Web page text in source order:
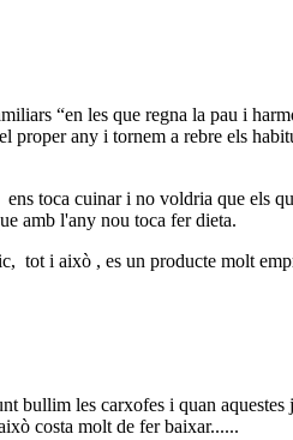
“en les que regna la pau i
proper any i tornem a rebre els
toca cuinar i no voldria que els
amb l'any nou toca fer dieta.
tot i això , es un producte molt
bullim les carxofes i quan aquestes
costa molt de fer baixar......